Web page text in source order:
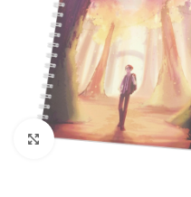
Нажмите, чтобы